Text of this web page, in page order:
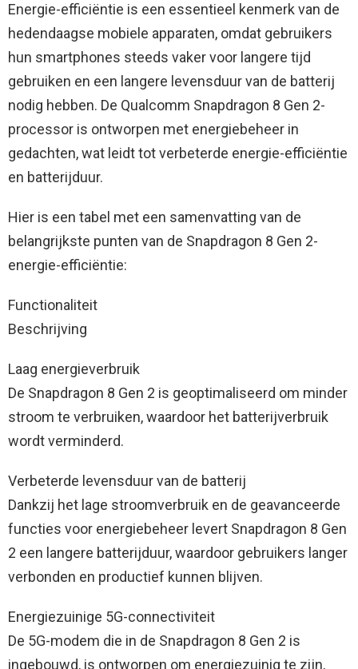
Energie-efficiëntie is een essentieel kenmerk van de
hedendaagse mobiele apparaten, omdat gebruikers
hun smartphones steeds vaker voor langere tijd
gebruiken en een langere levensduur van de batterij
nodig hebben. De Qualcomm Snapdragon 8 Gen 2-
processor is ontworpen met energiebeheer in
gedachten, wat leidt tot verbeterde energie-efficiëntie
en batterijduur.
Hier is een tabel met een samenvatting van de
belangrijkste punten van de Snapdragon 8 Gen 2-
energie-efficiëntie:
Functionaliteit
Beschrijving
Laag energieverbruik
De Snapdragon 8 Gen 2 is geoptimaliseerd om minder
stroom te verbruiken, waardoor het batterijverbruik
wordt verminderd.
Verbeterde levensduur van de batterij
Dankzij het lage stroomverbruik en de geavanceerde
functies voor energiebeheer levert Snapdragon 8 Gen
2 een langere batterijduur, waardoor gebruikers langer
verbonden en productief kunnen blijven.
Energiezuinige 5G-connectiviteit
De 5G-modem die in de Snapdragon 8 Gen 2 is
ingebouwd, is ontworpen om energiezuinig te zijn,